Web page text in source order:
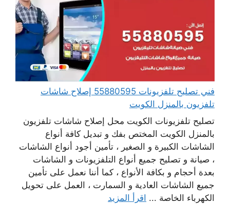
فني تصليح تلفزيونات 55880595 إصلاح شاشات
تلفزيون بالمنزل الكويت
تصليح تلفزيونات الكويت محل إصلاح شاشات تلفزيون
بالمنزل الكويت المختص بفك و تبديل كافة أنواع
الشاشات الكبيرة و الصغير ، تأمين أجود أنواع الشاشات
، صيانة و تصليح جميع أنواع التلفزيونات و الشاشات
بعدة أحجام و بكافة الأنواع ، كما أننا نعمل على تأمين
جميع الشاشات العادية و السمارت ، العمل على تحويل
الكهرباء الخاصة ... اقرأ المزيد